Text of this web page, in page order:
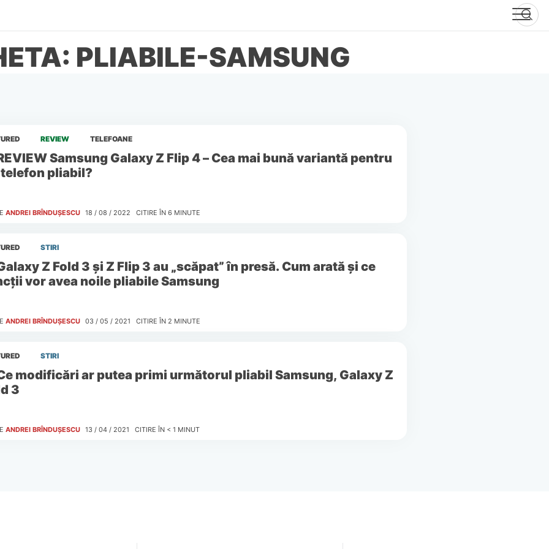
PLIABILE-SAMSUNG
REVIEW TELEFOANE
Samsung Galaxy Z Flip 4 – Cea mai bună variantă pentru
pliabil?
ANDREI BRÎNDUȘESCU 18 / 08 / 2022 CITIRE ÎN 6 MINUTE
STIRI
Z Fold 3 și Z Flip 3 au „scăpat” în presă. Cum arată și ce
vor avea noile pliabile Samsung
ANDREI BRÎNDUȘESCU 03 / 05 / 2021 CITIRE ÎN 2 MINUTE
STIRI
modificări ar putea primi următorul pliabil Samsung, Galaxy Z
3
ANDREI BRÎNDUȘESCU 13 / 04 / 2021 CITIRE ÎN < 1 MINUT